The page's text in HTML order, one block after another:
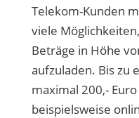
Telekom-Kunden
viele
Beträge in Höhe
aufzuladen. Bis zu
maximal 200,-
beispielsweise